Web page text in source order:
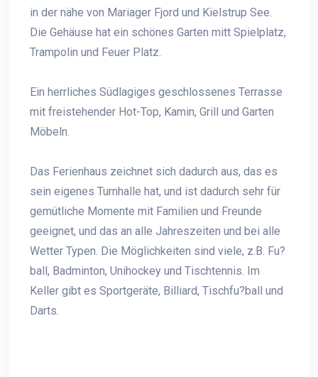
in der nähe von Mariager Fjord und Kielstrup See.
Die Gehäuse hat ein schönes Garten mitt Spielplatz,
Trampolin und Feuer Platz.
Ein herrliches Südlagiges geschlossenes Terrasse
mit freistehender Hot-Top, Kamin, Grill und Garten
Möbeln.
Das Ferienhaus zeichnet sich dadurch aus, das es
sein eigenes Turnhalle hat, und ist dadurch sehr für
gemütliche Momente mit Familien und Freunde
geeignet, und das an alle Jahreszeiten und bei alle
Wetter Typen. Die Möglichkeiten sind viele, z.B. Fu?
ball, Badminton, Unihockey und Tischtennis. Im
Keller gibt es Sportgeräte, Billiard, Tischfu?ball und
Darts.